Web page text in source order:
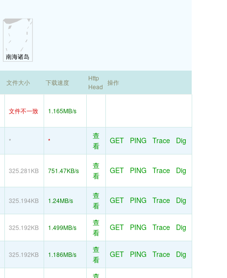
文件大小 下载速度
Http
Head
操作
文件不一致 1.165MB/s
* *
查
看
GET PING Trace Dig
325.281KB 751.47KB/s
查
看
GET PING Trace Dig
325.194KB 1.24MB/s
查
看
GET PING Trace Dig
325.192KB 1.499MB/s
查
看
GET PING Trace Dig
325.192KB 1.186MB/s
查
看
GET PING Trace Dig
查